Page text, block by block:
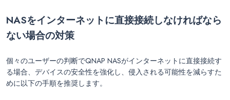
NASをインターネットに直接接続しなければなら
ない場合の対策
個々のユーザーの判断でQNAP NASがインターネットに直接接続す
る場合、デバイスの安全性を強化し、侵入される可能性を減らすた
めに以下の手順を推奨します。